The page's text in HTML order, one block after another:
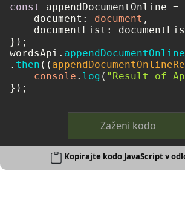
const
appendDocumentOnline =
document : document ,
documentList :
});
wordsApi. appendDocumentOnline
. then ( (
console . log ( "Result of
Zaženi kodo
Kopirajte kodo JavaScript v